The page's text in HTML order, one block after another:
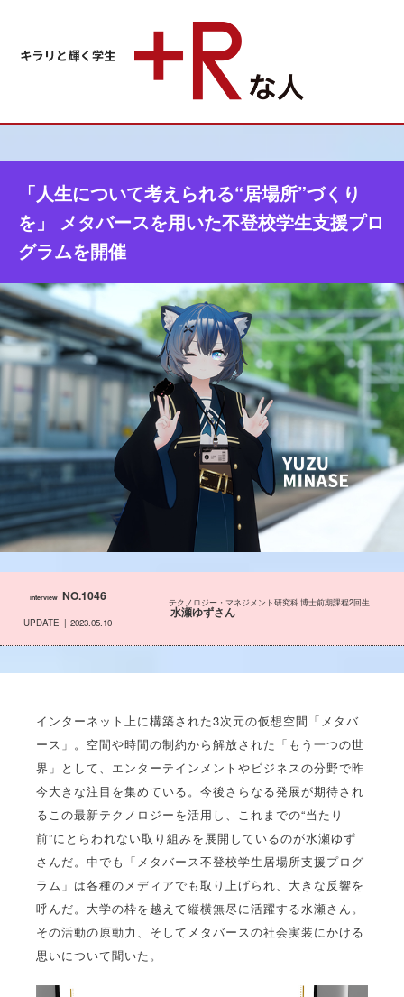
「人生について考えられる“居場所”づくり
を」 メタバースを用いた不登校学生支援プロ
グラムを開催
interview NO.1046
UPDATE 2023.05.10
テクノロジー・マネジメント研究科 博士前期課程2回生
水瀬ゆずさん
インターネット上に構築された3次元の仮想空間「メタバ
ース」。空間や時間の制約から解放された「もう一つの世
界」として、エンターテインメントやビジネスの分野で昨
今大きな注目を集めている。今後さらなる発展が期待され
るこの最新テクノロジーを活用し、これまでの“当たり
前”にとらわれない取り組みを展開しているのが水瀬ゆず
さんだ。中でも「メタバース不登校学生居場所支援プログ
ラム」は各種のメディアでも取り上げられ、大きな反響を
呼んだ。大学の枠を越えて縦横無尽に活躍する水瀬さん。
その活動の原動力、そしてメタバースの社会実装にかける
思いについて聞いた。